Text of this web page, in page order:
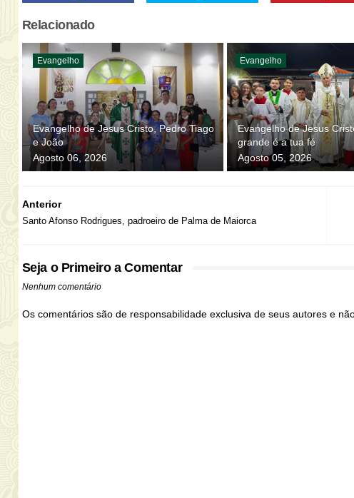
Relacionado
Evangelho
Evangelho de Jesus Cristo, Pedro Tiago
e João
Agosto 06, 2026
Evangelho
Evangelho de Jesus
grande é a tua fé
Agosto 05, 2026
Anterior
Santo Afonso Rodrigues, padroeiro de Palma de Maiorca
Seja o Primeiro a Comentar
Nenhum comentário
Os comentários são de responsabilidade exclusiva de seus autores e